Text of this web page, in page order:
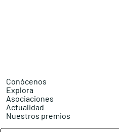
Conócenos
Explora
Asociaciones
Actualidad
Nuestros premios